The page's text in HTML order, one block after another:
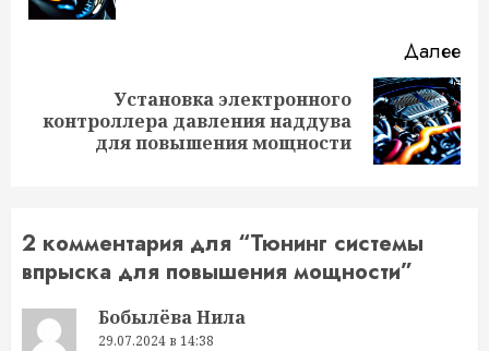
Далее
Следующая
запись:
Установка электронного
контроллера давления наддува
для повышения мощности
2 комментария для “Тюнинг системы
впрыска для повышения мощности”
Бобылёва Нила
29.07.2024 в 14:38